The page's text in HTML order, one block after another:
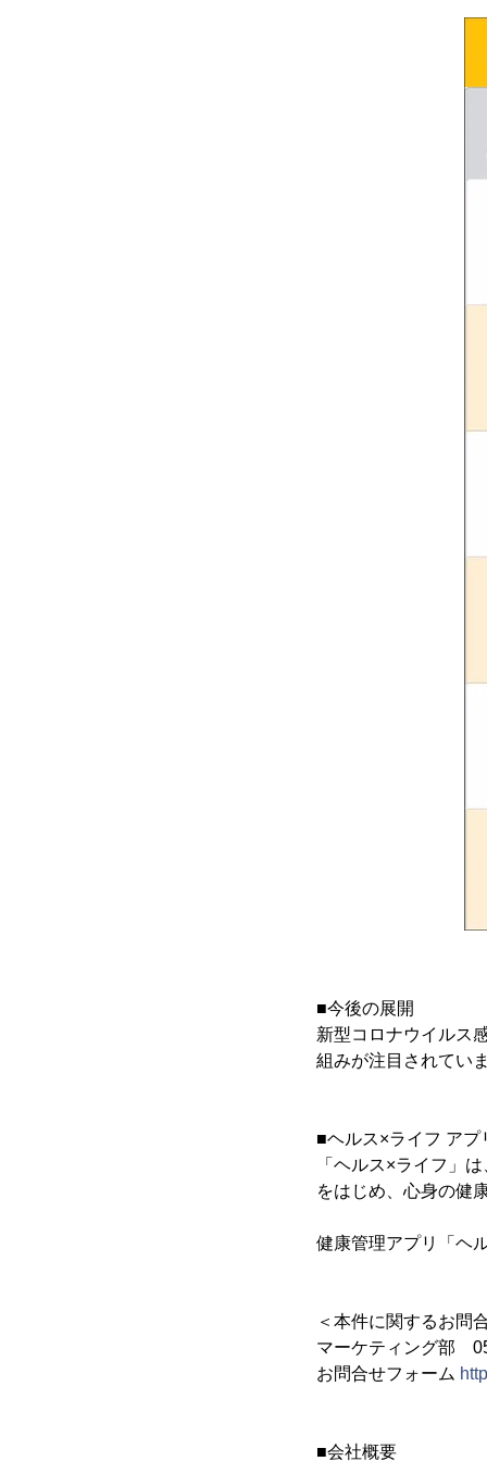
■今後の展開
新型コロナウイルス
組みが注目されてい
■ヘルス×ライフ アプ
「ヘルス×ライフ」
をはじめ、心身の健
健康管理アプリ「ヘ
＜本件に関するお問
マーケティング部
お問合せフォーム
■会社概要